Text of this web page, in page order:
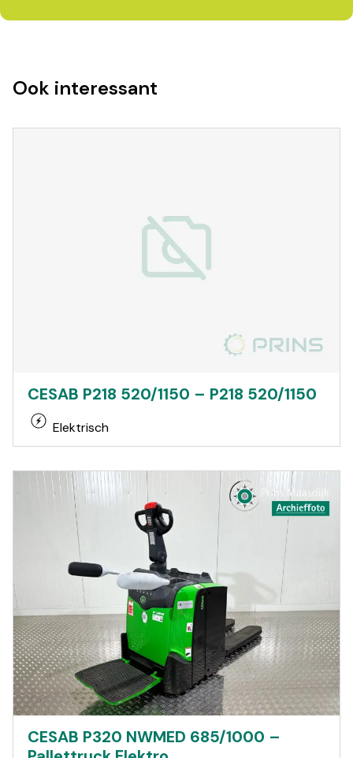
Ook interessant
CESAB P218 520/1150 – P218 520/1150
Elektrisch
CESAB P320 NWMED 685/1000 –